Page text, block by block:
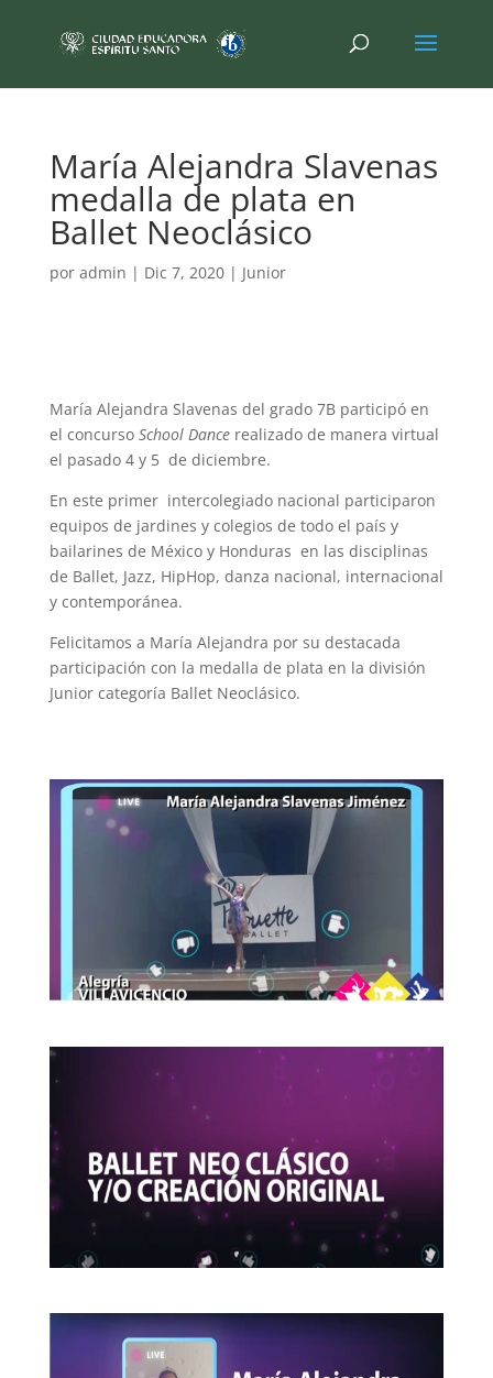
María Alejandra Slavenas
medalla de plata en
Ballet Neoclásico
por admin | Dic 7, 2020| Junior
María Alejandra Slavenas del grado 7B participó en
el concurso School Dancerealizado de manera virtual
el pasado 4 y 5 de diciembre.
En este primer intercolegiado nacional participaron
equipos de jardines y colegios de todo el país y
bailarines de México y Honduras en las disciplinas
de Ballet, Jazz, HipHop, danza nacional, internacional
y contemporánea.
Felicitamos a María Alejandra por su destacada
participación con la medalla de plata en la división
Junior categoría Ballet Neoclásico.